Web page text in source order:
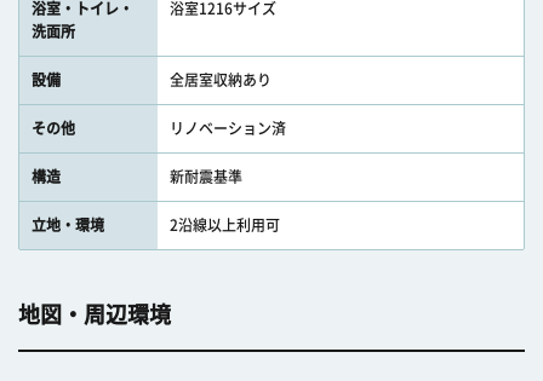
浴室・トイレ・
洗面所
浴室1216サイズ
設備 全居室収納あり
その他 リノベーション済
構造 新耐震基準
立地・環境 2沿線以上利用可
地図・周辺環境